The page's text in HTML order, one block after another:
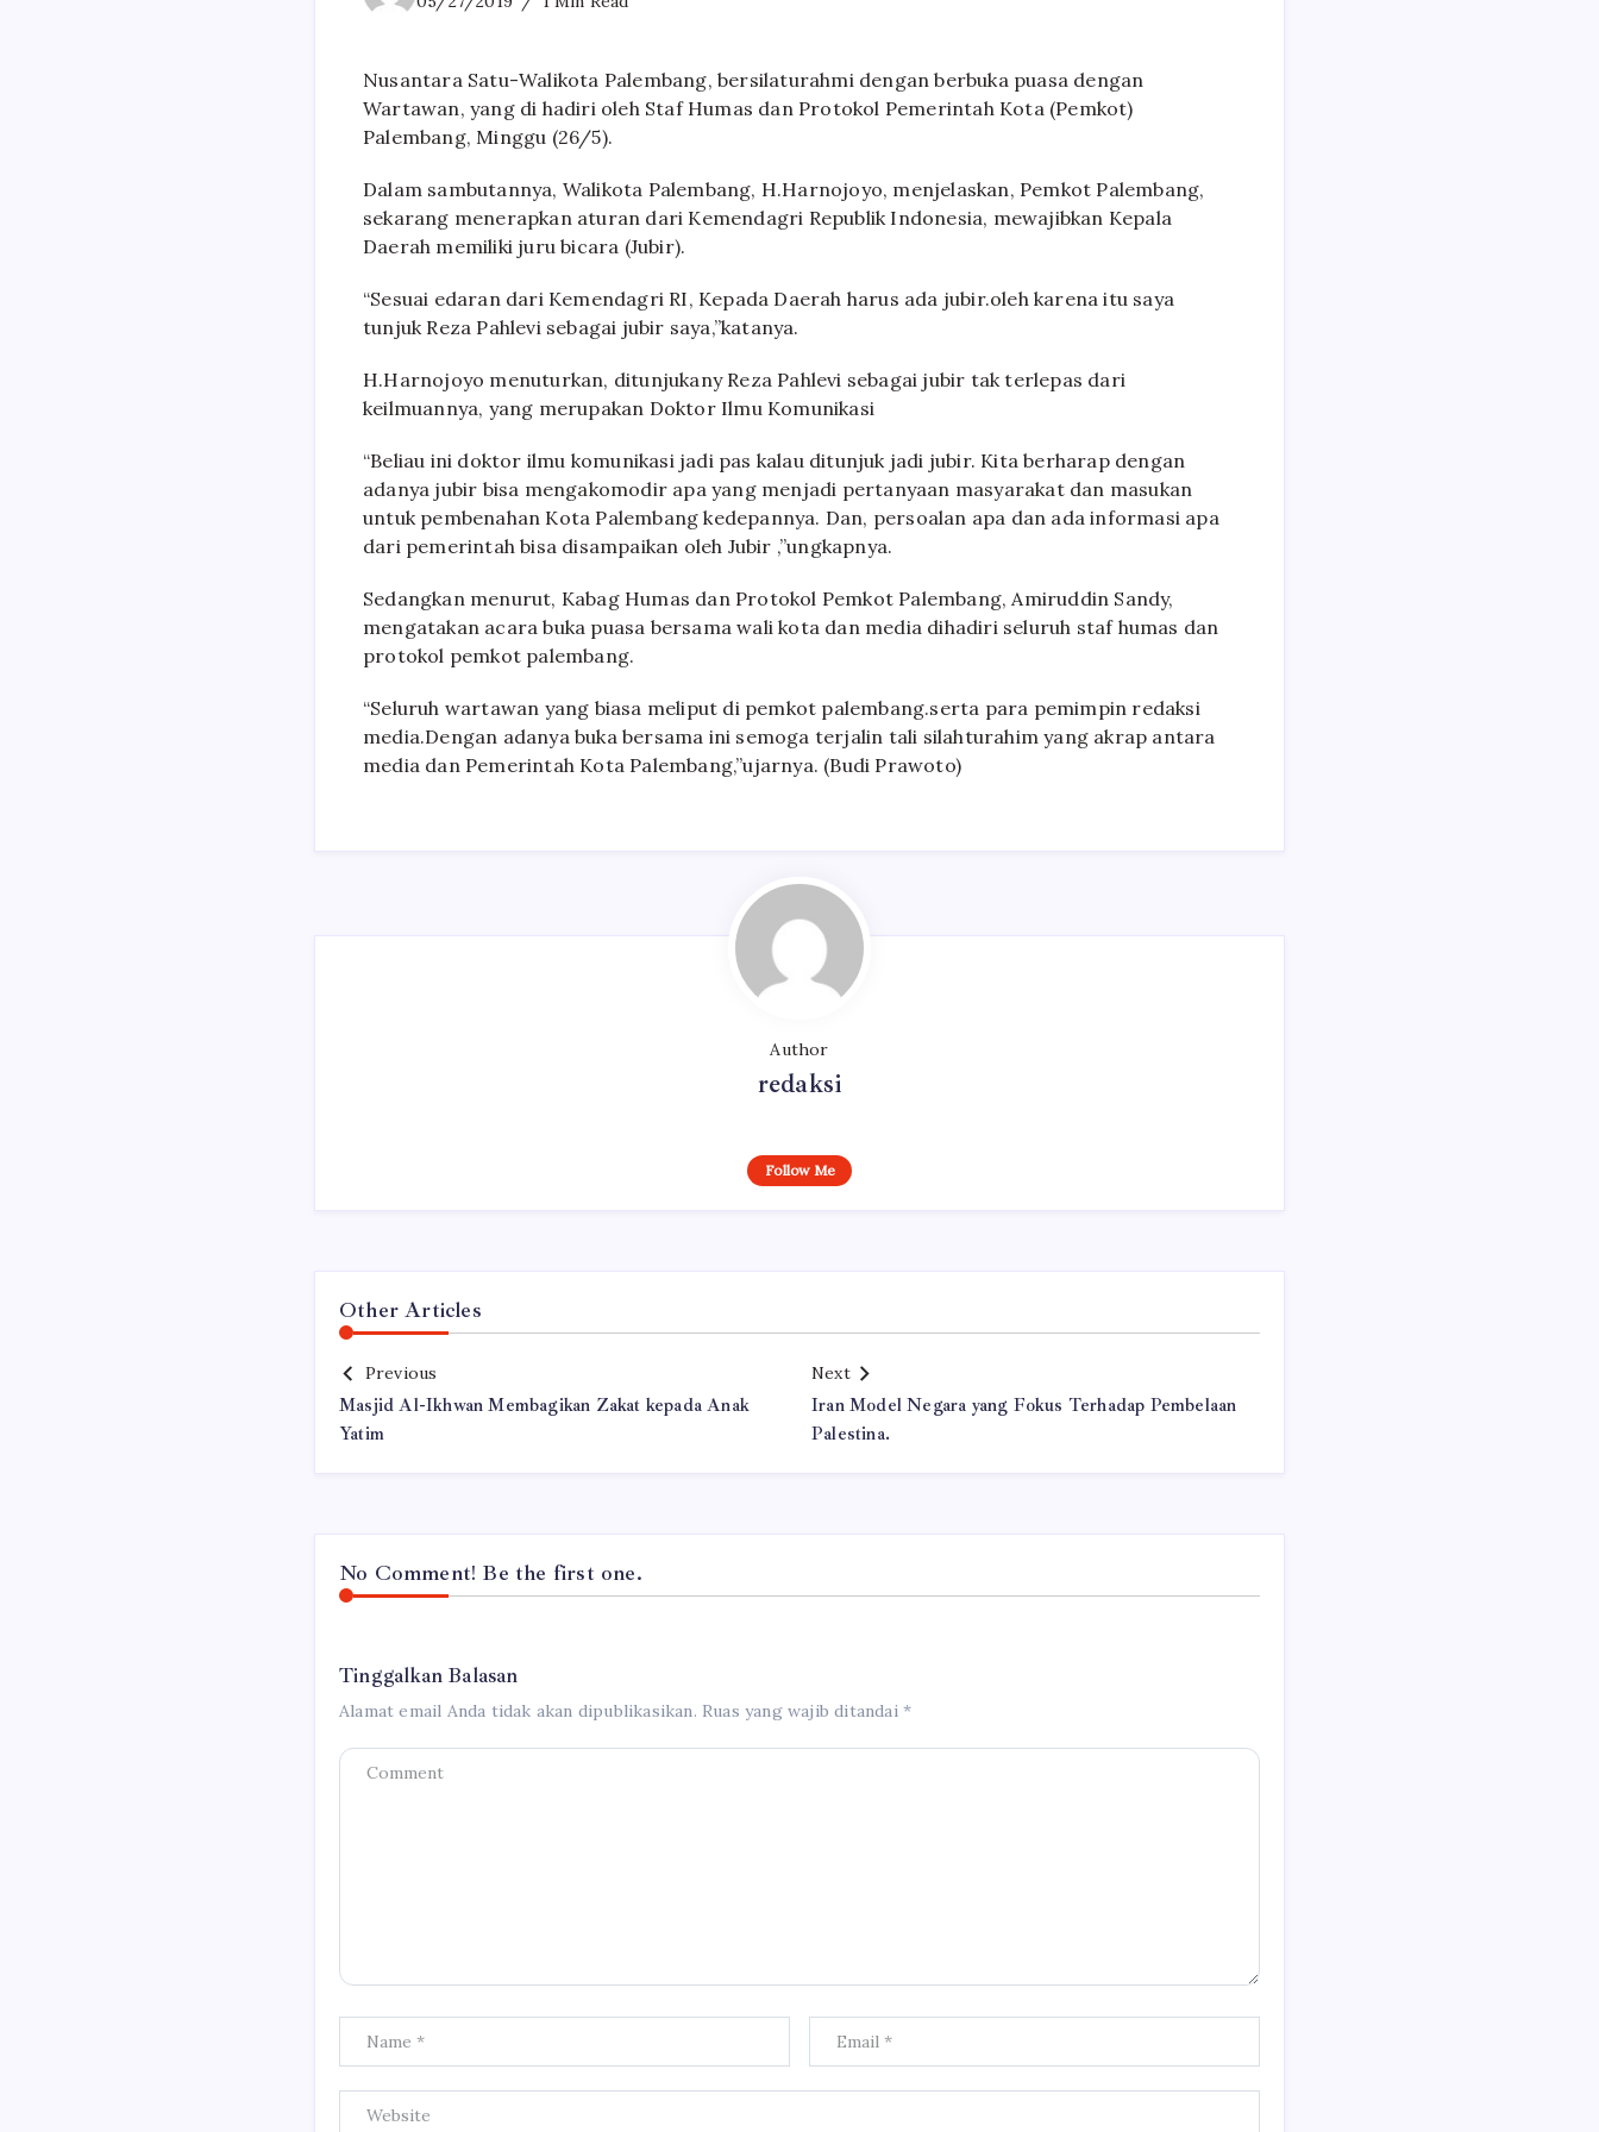
Nusantara Satu-Walikota Palembang, bersilaturahmi dengan berbuka puasa dengan
Wartawan, yang di hadiri oleh Staf Humas dan Protokol Pemerintah Kota (Pemkot)
Palembang, Minggu (26/5).
Dalam sambutannya, Walikota Palembang, H.Harnojoyo, menjelaskan, Pemkot Palembang,
sekarang menerapkan aturan dari Kemendagri Republik Indonesia, mewajibkan Kepala
Daerah memiliki juru bicara (Jubir).
“Sesuai edaran dari Kemendagri RI, Kepada Daerah harus ada jubir.oleh karena itu saya
tunjuk Reza Pahlevi sebagai jubir saya,”katanya.
H.Harnojoyo menuturkan, ditunjukany Reza Pahlevi sebagai jubir tak terlepas dari
keilmuannya, yang merupakan Doktor Ilmu Komunikasi
“Beliau ini doktor ilmu komunikasi jadi pas kalau ditunjuk jadi jubir. Kita berharap dengan
adanya jubir bisa mengakomodir apa yang menjadi pertanyaan masyarakat dan masukan
untuk pembenahan Kota Palembang kedepannya. Dan, persoalan apa dan ada informasi apa
dari pemerintah bisa disampaikan oleh Jubir ,”ungkapnya.
Sedangkan menurut, Kabag Humas dan Protokol Pemkot Palembang, Amiruddin Sandy,
mengatakan acara buka puasa bersama wali kota dan media dihadiri seluruh staf humas dan
protokol pemkot palembang.
“Seluruh wartawan yang biasa meliput di pemkot palembang.serta para pemimpin redaksi
media.Dengan adanya buka bersama ini semoga terjalin tali silahturahim yang akrap antara
media dan Pemerintah Kota Palembang,”ujarnya. (Budi Prawoto)
Author
redaksi
Follow Me
Other Articles
Previous
Masjid Al-Ikhwan Membagikan Zakat kepada Anak
Yatim
Next
Iran Model Negara yang Fokus Terhadap Pembelaan
Palestina.
No Comment! Be the first one.
Tinggalkan Balasan
Alamat email Anda tidak akan dipublikasikan. Ruas yang wajib ditandai*